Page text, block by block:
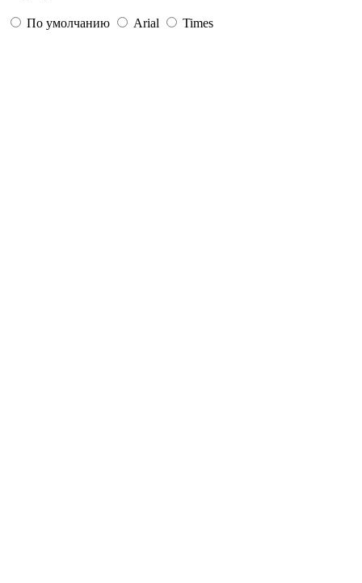
По умолчанию Arial Times